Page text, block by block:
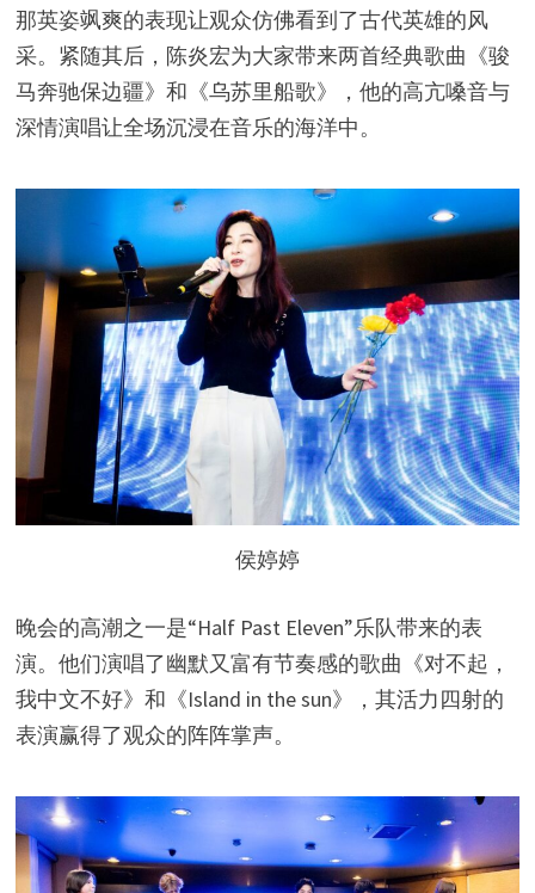
那英姿飒爽的表现让观众仿佛看到了古代英雄的风
采。紧随其后，陈炎宏为大家带来两首经典歌曲《骏
马奔驰保边疆》和《乌苏里船歌》，他的高亢嗓音与
深情演唱让全场沉浸在音乐的海洋中。
侯婷婷
晚会的高潮之一是“Half Past Eleven”乐队带来的表
演。他们演唱了幽默又富有节奏感的歌曲《对不起，
我中文不好》和《Island in the sun》，其活力四射的
表演赢得了观众的阵阵掌声。